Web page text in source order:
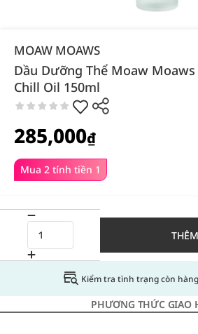
MOAW MOAWS
Dầu Dưỡng Thể Moaw
Chill Oil 150ml
Mua 2 tính tiền 1
285,000₫
Kiểm tra tình trạng còn
PHƯƠNG THỨC GIAO